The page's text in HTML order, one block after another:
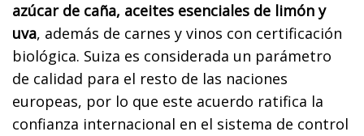
azúcar de caña, aceites esenciales de limón y
uva, además de carnes y vinos con certificación
biológica. Suiza es considerada un parámetro
de calidad para el resto de las naciones
europeas, por lo que este acuerdo ratifica la
confianza internacional en el sistema de control